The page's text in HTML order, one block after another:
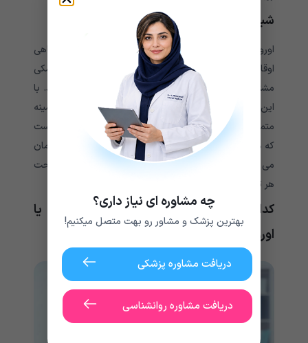
شباهت اورولوژی و نفرولوژی
اورولوژی و نفرولوژی دارای ویژگی های خاصی هستند. گاهی
اوقات هم اورولوژیست و هم نفرولوژیست یک عمل پزشکی
مشترک دارند زیرا ممکن است نیاز به همکاری داشته باشند. با
این حال، حتی با وجود عوامل همپوشانی، این دو زمینه
متمایز هستند. رایج ترین نقطه همپوشانی این واقعیت است
که هم نفرولوژیست و هم اورولوژیست مشکلات کلیوی را درمان
می کنند. اما، تفاوت هایی در جنبه هایی از سلامت کلیه تحت
هر تخصص وجود دارد.
کدام یک را انتخاب کنم؟ نفرولوژیست یا
اورولوژیست!
چه مشاوره ای نیاز داری؟
بهترین پزشک و مشاور رو بهت متصل میکنیم!
دریافت مشاوره پزشکی
دریافت مشاوره روانشناسی